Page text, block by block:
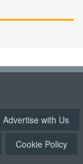
Advertise with Us
Cookie Policy